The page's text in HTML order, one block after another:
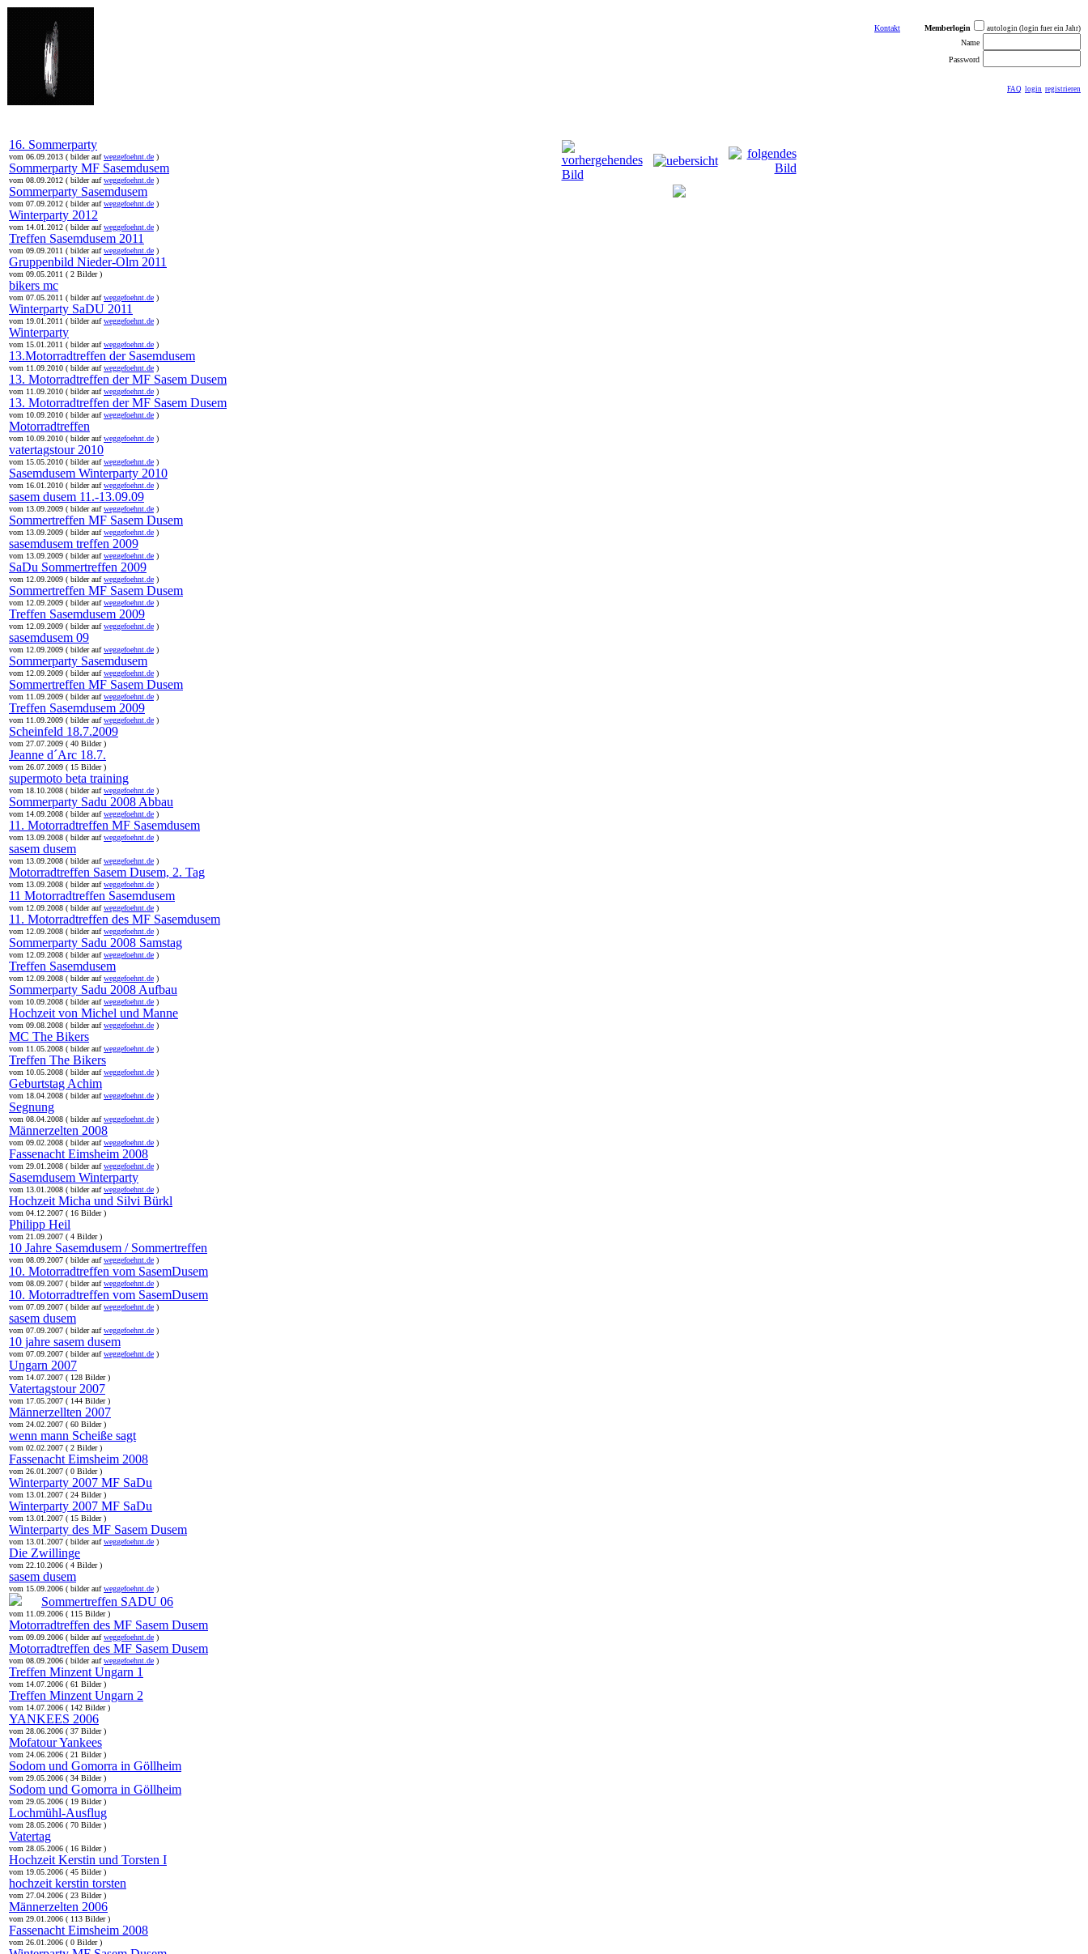
Kontakt
Memberlogin autologin (login fuer ein Jahr)
Name
Password
FAQ login registrieren
16. Sommerparty
vom 06.09.2013 ( bilder aufweggefoehnt.de )
Sommerparty MF Sasemdusem
vom 08.09.2012 ( bilder aufweggefoehnt.de )
Sommerparty Sasemdusem
vom 07.09.2012 ( bilder aufweggefoehnt.de )
Winterparty 2012
vom 14.01.2012 ( bilder aufweggefoehnt.de )
Treffen Sasemdusem 2011
vom 09.09.2011 ( bilder aufweggefoehnt.de )
Gruppenbild Nieder-Olm 2011
vom 09.05.2011 ( 2 Bilder )
bikers mc
vom 07.05.2011 ( bilder aufweggefoehnt.de )
Winterparty SaDU 2011
vom 19.01.2011 ( bilder aufweggefoehnt.de )
Winterparty
vom 15.01.2011 ( bilder aufweggefoehnt.de )
13.Motorradtreffen der Sasemdusem
vom 11.09.2010 ( bilder aufweggefoehnt.de )
13. Motorradtreffen der MF Sasem Dusem
vom 11.09.2010 ( bilder aufweggefoehnt.de )
13. Motorradtreffen der MF Sasem Dusem
vom 10.09.2010 ( bilder aufweggefoehnt.de )
Motorradtreffen
vom 10.09.2010 ( bilder aufweggefoehnt.de )
vatertagstour 2010
vom 15.05.2010 ( bilder aufweggefoehnt.de )
Sasemdusem Winterparty 2010
vom 16.01.2010 ( bilder aufweggefoehnt.de )
sasem dusem 11.-13.09.09
vom 13.09.2009 ( bilder aufweggefoehnt.de )
Sommertreffen MF Sasem Dusem
vom 13.09.2009 ( bilder aufweggefoehnt.de )
sasemdusem treffen 2009
vom 13.09.2009 ( bilder aufweggefoehnt.de )
SaDu Sommertreffen 2009
vom 12.09.2009 ( bilder aufweggefoehnt.de )
Sommertreffen MF Sasem Dusem
vom 12.09.2009 ( bilder aufweggefoehnt.de )
Treffen Sasemdusem 2009
vom 12.09.2009 ( bilder aufweggefoehnt.de )
sasemdusem 09
vom 12.09.2009 ( bilder aufweggefoehnt.de )
Sommerparty Sasemdusem
vom 12.09.2009 ( bilder aufweggefoehnt.de )
Sommertreffen MF Sasem Dusem
vom 11.09.2009 ( bilder aufweggefoehnt.de )
Treffen Sasemdusem 2009
vom 11.09.2009 ( bilder aufweggefoehnt.de )
Scheinfeld 18.7.2009
vom 27.07.2009 ( 40 Bilder )
Jeanne d´Arc 18.7.
vom 26.07.2009 ( 15 Bilder )
supermoto beta training
vom 18.10.2008 ( bilder aufweggefoehnt.de )
Sommerparty Sadu 2008 Abbau
vom 14.09.2008 ( bilder aufweggefoehnt.de )
11. Motorradtreffen MF Sasemdusem
vom 13.09.2008 ( bilder aufweggefoehnt.de )
sasem dusem
vom 13.09.2008 ( bilder aufweggefoehnt.de )
Motorradtreffen Sasem Dusem, 2. Tag
vom 13.09.2008 ( bilder aufweggefoehnt.de )
11 Motorradtreffen Sasemdusem
vom 12.09.2008 ( bilder aufweggefoehnt.de )
11. Motorradtreffen des MF Sasemdusem
vom 12.09.2008 ( bilder aufweggefoehnt.de )
Sommerparty Sadu 2008 Samstag
vom 12.09.2008 ( bilder aufweggefoehnt.de )
Treffen Sasemdusem
vom 12.09.2008 ( bilder aufweggefoehnt.de )
Sommerparty Sadu 2008 Aufbau
vom 10.09.2008 ( bilder aufweggefoehnt.de )
Hochzeit von Michel und Manne
vom 09.08.2008 ( bilder aufweggefoehnt.de )
MC The Bikers
vom 11.05.2008 ( bilder aufweggefoehnt.de )
Treffen The Bikers
vom 10.05.2008 ( bilder aufweggefoehnt.de )
Geburtstag Achim
vom 18.04.2008 ( bilder aufweggefoehnt.de )
Segnung
vom 08.04.2008 ( bilder aufweggefoehnt.de )
Männerzelten 2008
vom 09.02.2008 ( bilder aufweggefoehnt.de )
Fassenacht Eimsheim 2008
vom 29.01.2008 ( bilder aufweggefoehnt.de )
Sasemdusem Winterparty
vom 13.01.2008 ( bilder aufweggefoehnt.de )
Hochzeit Micha und Silvi Bürkl
vom 04.12.2007 ( 16 Bilder )
Philipp Heil
vom 21.09.2007 ( 4 Bilder )
10 Jahre Sasemdusem / Sommertreffen
vom 08.09.2007 ( bilder aufweggefoehnt.de )
10. Motorradtreffen vom SasemDusem
vom 08.09.2007 ( bilder aufweggefoehnt.de )
10. Motorradtreffen vom SasemDusem
vom 07.09.2007 ( bilder aufweggefoehnt.de )
sasem dusem
vom 07.09.2007 ( bilder aufweggefoehnt.de )
10 jahre sasem dusem
vom 07.09.2007 ( bilder aufweggefoehnt.de )
Ungarn 2007
vom 14.07.2007 ( 128 Bilder )
Vatertagstour 2007
vom 17.05.2007 ( 144 Bilder )
Männerzellten 2007
vom 24.02.2007 ( 60 Bilder )
wenn mann Scheiße sagt
vom 02.02.2007 ( 2 Bilder )
Fassenacht Eimsheim 2008
vom 26.01.2007 ( 0 Bilder )
Winterparty 2007 MF SaDu
vom 13.01.2007 ( 24 Bilder )
Winterparty 2007 MF SaDu
vom 13.01.2007 ( 15 Bilder )
Winterparty des MF Sasem Dusem
vom 13.01.2007 ( bilder aufweggefoehnt.de )
Die Zwillinge
vom 22.10.2006 ( 4 Bilder )
sasem dusem
vom 15.09.2006 ( bilder aufweggefoehnt.de )
Sommertreffen SADU 06
vom 11.09.2006 ( 115 Bilder )
Motorradtreffen des MF Sasem Dusem
vom 09.09.2006 ( bilder aufweggefoehnt.de )
Motorradtreffen des MF Sasem Dusem
vom 08.09.2006 ( bilder aufweggefoehnt.de )
Treffen Minzent Ungarn 1
vom 14.07.2006 ( 61 Bilder )
Treffen Minzent Ungarn 2
vom 14.07.2006 ( 142 Bilder )
YANKEES 2006
vom 28.06.2006 ( 37 Bilder )
Mofatour Yankees
vom 24.06.2006 ( 21 Bilder )
Sodom und Gomorra in Göllheim
vom 29.05.2006 ( 34 Bilder )
Sodom und Gomorra in Göllheim
vom 29.05.2006 ( 19 Bilder )
Lochmühl-Ausflug
vom 28.05.2006 ( 70 Bilder )
Vatertag
vom 28.05.2006 ( 16 Bilder )
Hochzeit Kerstin und Torsten I
vom 19.05.2006 ( 45 Bilder )
hochzeit kerstin torsten
vom 27.04.2006 ( 23 Bilder )
Männerzelten 2006
vom 29.01.2006 ( 113 Bilder )
Fassenacht Eimsheim 2008
vom 26.01.2006 ( 0 Bilder )